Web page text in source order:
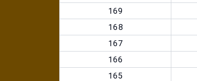
169
168
167
166
165